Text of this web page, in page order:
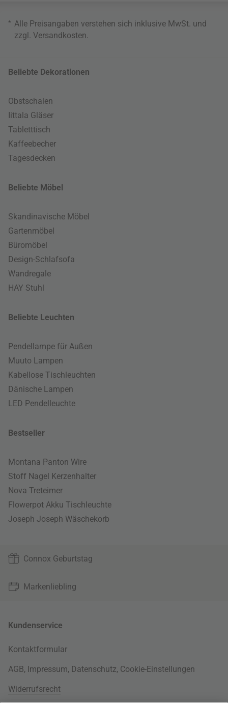
* Alle Preisangaben verstehen sich inklusive MwSt. und
zzgl. Versandkosten
Beliebte Dekorationen
Obstschalen
Iittala Gläser
Tabletttisch
Kaffeebecher
Tagesdecken
Beliebte Möbel
Skandinavische Möbel
Gartenmöbel
Büromöbel
Design-Schlafsofa
Wandregale
HAY Stuhl
Beliebte Leuchten
Pendellampe für Außen
Muuto Lampen
Kabellose Tischleuchten
Dänische Lampen
LED Pendelleuchte
Bestseller
Montana Panton Wire
Stoff Nagel Kerzenhalter
Nova Treteimer
Flowerpot Akku Tischleuchte
Joseph Joseph Wäschekorb
Connox Geburtstag
Markenliebling
Kundenservice
Kontaktformular
AGB, Impressum, Datenschutz, Cookie-Einstellungen
Widerrufsrecht